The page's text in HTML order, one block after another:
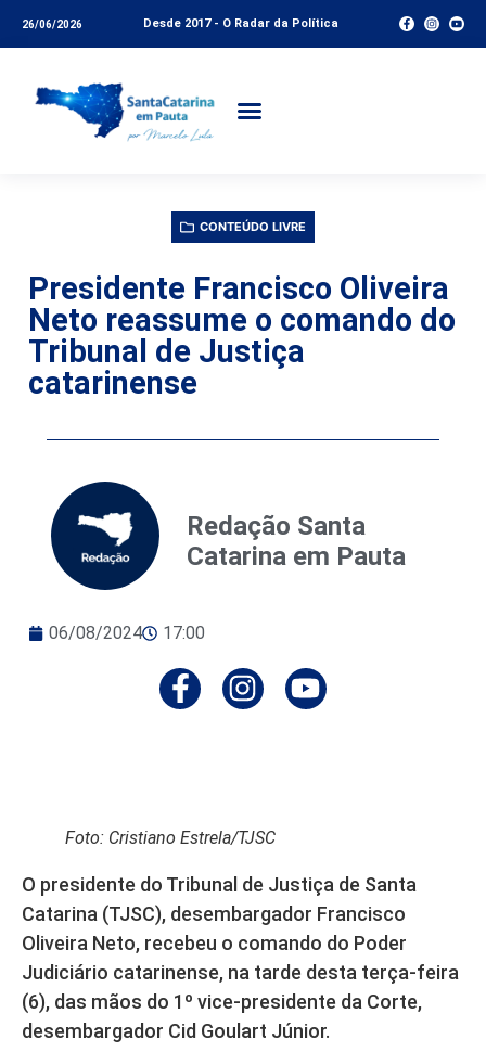
26/06/2026 Desde 2017 - O Radar da Política
CONTEÚDO LIVRE
Presidente Francisco Oliveira
Neto reassume o comando do
Tribunal de Justiça
catarinense
Redação Santa
Catarina em Pauta
06/08/2024 17:00
Foto: Cristiano Estrela/TJSC
O presidente do Tribunal de Justiça de Santa
Catarina (TJSC), desembargador Francisco
Oliveira Neto, recebeu o comando do Poder
Judiciário catarinense, na tarde desta terça-feira
(6), das mãos do 1º vice-presidente da Corte,
desembargador Cid Goulart Júnior.